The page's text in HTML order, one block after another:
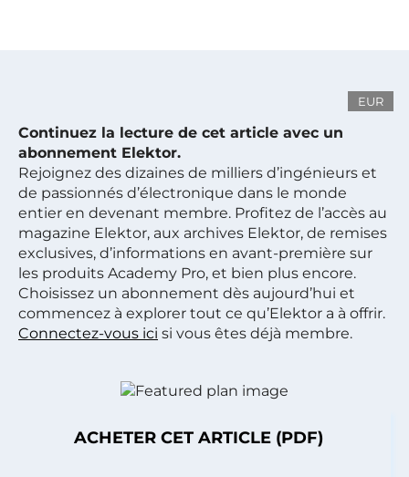
EUR
Continuez la lecture de cet article avec un
abonnement Elektor.
Rejoignez des dizaines de milliers d’ingénieurs et
de passionnés d’électronique dans le monde
entier en devenant membre. Profitez de l’accès au
magazine Elektor, aux archives Elektor, de remises
exclusives, d’informations en avant-première sur
les produits Academy Pro, et bien plus encore.
Choisissez un abonnement dès aujourd’hui et
commencez à explorer tout ce qu’Elektor a à offrir.
Connectez-vous ici si vous êtes déjà membre.
ACHETER CET ARTICLE (PDF)